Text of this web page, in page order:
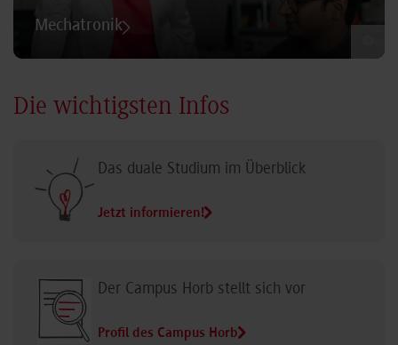
Mechatronik
Die wichtigsten Infos
Das duale Studium im Überblick
Jetzt informieren!
Der Campus Horb stellt sich vor
Profil des Campus Horb